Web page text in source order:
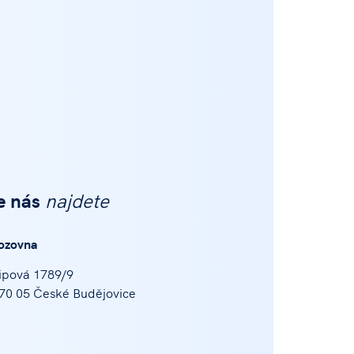
nás najdete
1789/9
05 České Budějovice